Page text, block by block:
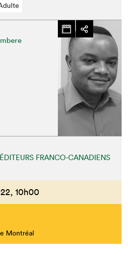
FRANCO-CANADIENS
10h00
Montréal